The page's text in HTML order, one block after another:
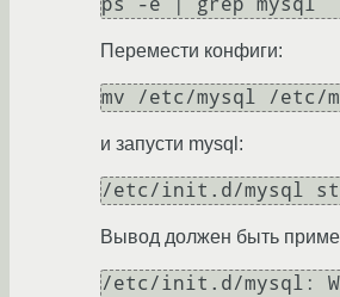
Перемести конфиги:
и запусти mysql:
Вывод должен быть
/etc/init.d/mysql: